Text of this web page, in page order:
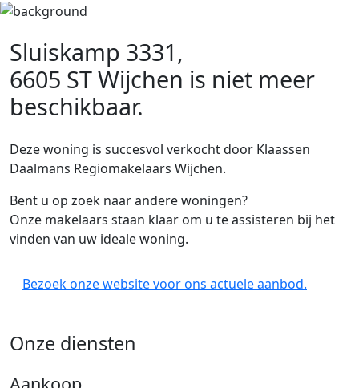
Sluiskamp 3331,
6605 ST Wijchen is niet meer
beschikbaar.
Deze woning is succesvol verkocht door Klaassen
Daalmans Regiomakelaars Wijchen.
Bent u op zoek naar andere woningen?
Onze makelaars staan klaar om u te assisteren bij het
vinden van uw ideale woning.
Bezoek onze website voor ons actuele aanbod.
Onze diensten